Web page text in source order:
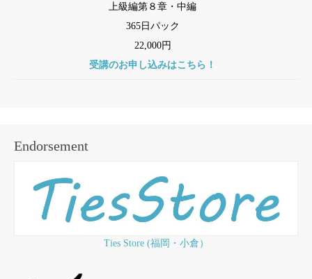
上級編第８章・中編
365日パック
22,000円
受講のお申し込みはこちら！
Endorsement
Ties Store (福岡・小倉）